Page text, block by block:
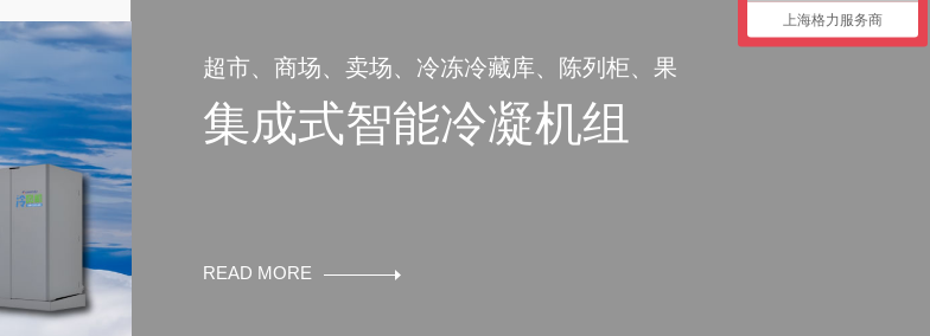
超市、商场、卖场、冷冻冷藏库、陈列柜、果
蔬保鲜库、菌类养殖库等
集成式智能冷凝机组
READ MORE
上海格力服务商